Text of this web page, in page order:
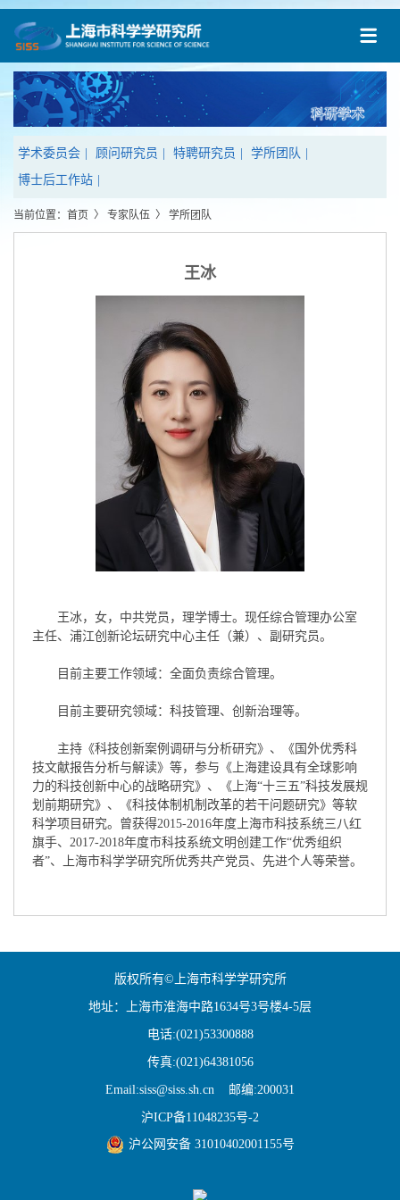
学术委员会 顾问研究员 特聘研究员 学所团队
博士后工作站
当前位置： 首页 〉 专家队伍 〉 学所团队
王冰
王冰，女，中共党员，理学博士。现任综合管理办公室
主任、浦江创新论坛研究中心主任（兼）、副研究员。
目前主要工作领域：全面负责综合管理。
目前主要研究领域：科技管理、创新治理等。
主持《科技创新案例调研与分析研究》、《国外优秀科
技文献报告分析与解读》等，参与《上海建设具有全球影响
力的科技创新中心的战略研究》、《上海“十三五”科技发展规
划前期研究》、《科技体制机制改革的若干问题研究》等软
科学项目研究。曾获得2015-2016年度上海市科技系统三八红
旗手、2017-2018年度市科技系统文明创建工作“优秀组织
者”、上海市科学学研究所优秀共产党员、先进个人等荣誉。
版权所有©上海市科学学研究所
地址：上海市淮海中路1634号3号楼4-5层
电话:(021)53300888
传真:(021)64381056
Email:siss@siss.sh.cn 邮编:200031
沪ICP备11048235号-2
沪公网安备 31010402001155号